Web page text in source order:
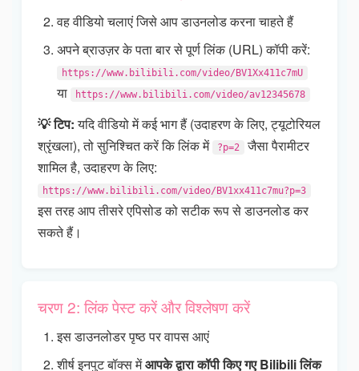
वह वीडियो चलाएं जिसे आप डाउनलोड करना चाहते हैं
अपने ब्राउज़र के पता बार से पूर्ण लिंक (URL) कॉपी करें:
https://www.bilibili.com/video/BV1Xx411c7mU
या https://www.bilibili.com/video/av12345678
💡 टिप:यदि वीडियो में कई भाग हैं (उदाहरण के लिए, ट्यूटोरियल
श्रृंखला), तो सुनिश्चित करें कि लिंक में
?p=2
जैसा पैरामीटर
शामिल है, उदाहरण के लिए:
https://www.bilibili.com/video/BV1xx411c7mu?p=3
इस तरह आप तीसरे एपिसोड को सटीक रूप से डाउनलोड कर
सकते हैं।
चरण 2: लिंक पेस्ट करें और विश्लेषण करें
इस डाउनलोडर पृष्ठ पर वापस आएं
शीर्ष इनपुट बॉक्स मेंआपके द्वारा कॉपी किए गए Bilibili लिंक